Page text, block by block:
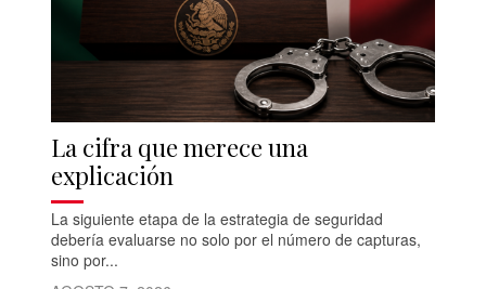
La cifra que merece una
explicación
La siguiente etapa de la estrategia de seguridad
debería evaluarse no solo por el número de capturas,
sino por...